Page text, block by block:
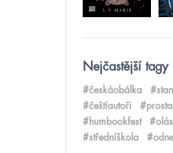
Nejčastější tagy
#českáobálka
#češtíautoři
#humbookfest
#středníškola